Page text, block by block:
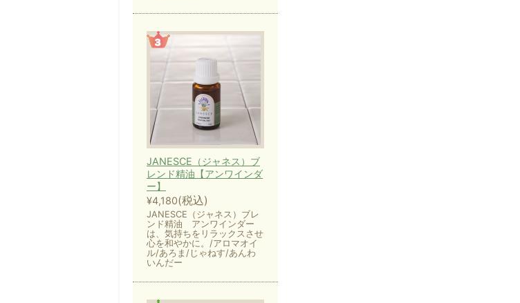
JANESCE（ジャネス）ブ
レンド精油【アンワインダ
ー】
¥4,180(税込)
JANESCE（ジャネス）ブレ
ンド精油 アンワインダー
は、気持ちをリラックスさせ
心を和やかに。/アロマオイ
ル/あろま/じゃねす/あんわ
いんだー